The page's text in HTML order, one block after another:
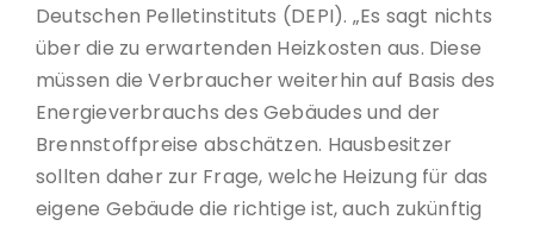
Deutschen Pelletinstituts (DEPI). „Es sagt nichts
über die zu erwartenden Heizkosten aus. Diese
müssen die Verbraucher weiterhin auf Basis des
Energieverbrauchs des Gebäudes und der
Brennstoffpreise abschätzen. Hausbesitzer
sollten daher zur Frage, welche Heizung für das
eigene Gebäude die richtige ist, auch zukünftig